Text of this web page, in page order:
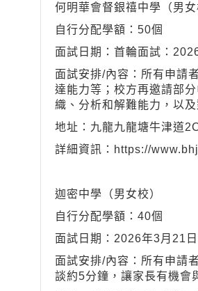
何明華會督銀禧中學（男女
自行分配學額：50個
面試日期：首輪面試：
面試安排/內容：所有申請
達能力等；校方再邀請部
織、分析和解難能力，以
地址：九龍九龍塘牛津道
詳細資訊：https://
迦密中學（男女校）
自行分配學額：40個
面試日期：2026年3月21日
面試安排/內容：所有申請
談約5分鐘，讓家長有機會